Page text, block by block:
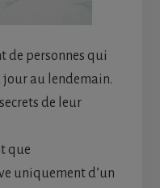
de personnes qui
jour au lendemain.
de leur
que
uniquement d’un